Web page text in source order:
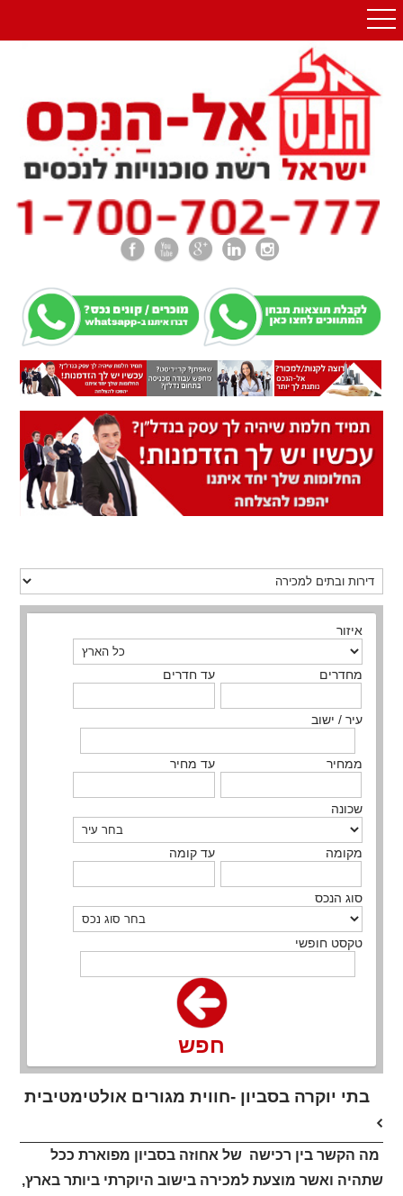
איזור
מחדרים עד חדרים
עיר / ישוב
ממחיר עד מחיר
שכונה
מקומה עד קומה
סוג הנכס
טקסט חופשי
חפש
בתי יוקרה בסביון -חווית מגורים אולטימטיבית
מה הקשר בין רכישה של אחוזה בסביון מפוארת ככל
שתהיה ואשר מוצעת למכירה בישוב היוקרתי ביותר בארץ,